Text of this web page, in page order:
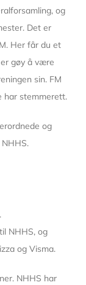
og
Det er
Her får du et
gøy å være
sin. FM
har stemmerett.
og
NHHS, og
og Visma.
NHHS har